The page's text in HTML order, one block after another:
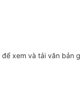
để xem và tải văn bản